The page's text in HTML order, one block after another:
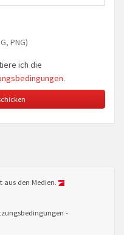
PNG)
ich die
.
aus den Medien.